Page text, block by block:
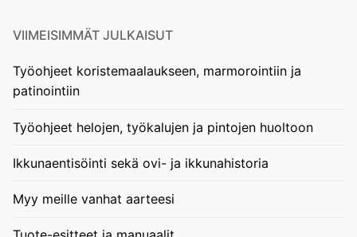
VIIMEISIMMÄT JULKAISUT
Työohjeet koristemaalaukseen, marmorointiin ja
patinointiin
Työohjeet helojen, työkalujen ja pintojen huoltoon
Ikkunaentisöinti sekä ovi- ja ikkunahistoria
Myy meille vanhat aarteesi